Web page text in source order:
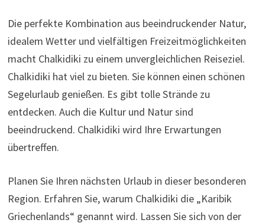
Die perfekte Kombination aus beeindruckender Natur,
idealem Wetter und vielfältigen Freizeitmöglichkeiten
macht Chalkidiki zu einem unvergleichlichen Reiseziel.
Chalkidiki hat viel zu bieten. Sie können einen schönen
Segelurlaub genießen. Es gibt tolle Strände zu
entdecken. Auch die Kultur und Natur sind
beeindruckend. Chalkidiki wird Ihre Erwartungen
übertreffen.
Planen Sie Ihren nächsten Urlaub in dieser besonderen
Region. Erfahren Sie, warum Chalkidiki die „Karibik
Griechenlands“ genannt wird. Lassen Sie sich von der